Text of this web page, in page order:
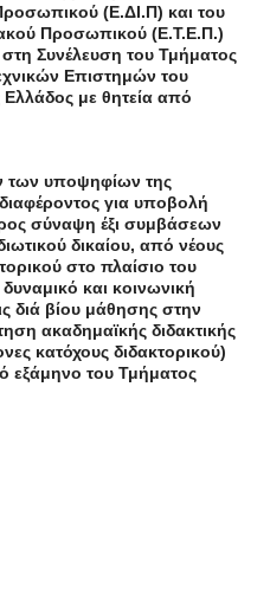
(Ε.ΔΙ.Π) και του
Προσωπικού (Ε.Τ.Ε.Π.)
Συνέλευση του Τμήματος
Επιστημών του
Ελλάδος με θητεία από
των υποψηφίων της
για υποβολή
σύναψη έξι συμβάσεων
δικαίου, από νέους
στο πλαίσιο του
και κοινωνική
διά βίου μάθησης στην
ακαδημαϊκής διδακτικής
κατόχους διδακτορικού)
εξάμηνο του Τμήματος